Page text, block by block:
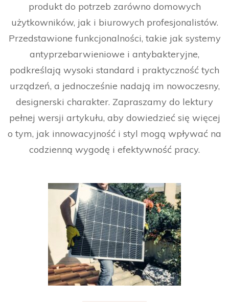
produkt do potrzeb zarówno domowych
użytkowników, jak i biurowych profesjonalistów.
Przedstawione funkcjonalności, takie jak systemy
antyprzebarwieniowe i antybakteryjne,
podkreślają wysoki standard i praktyczność tych
urządzeń, a jednocześnie nadają im nowoczesny,
designerski charakter. Zapraszamy do lektury
pełnej wersji artykułu, aby dowiedzieć się więcej
o tym, jak innowacyjność i styl mogą wpływać na
codzienną wygodę i efektywność pracy.